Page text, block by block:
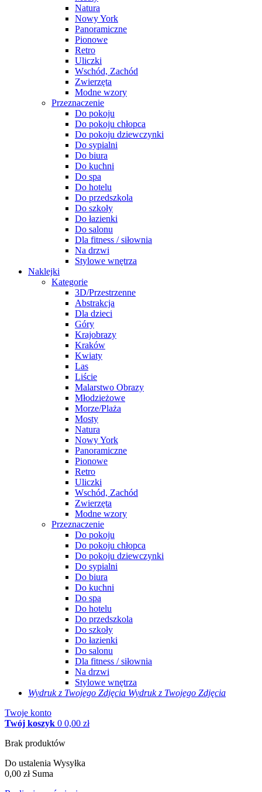
Natura
Nowy York
Panoramiczne
Pionowe
Retro
Uliczki
Wschód, Zachód
Zwierzęta
Modne wzory
Przeznaczenie
Do pokoju
Do pokoju chłopca
Do pokoju dziewczynki
Do sypialni
Do biura
Do kuchni
Do spa
Do hotelu
Do przedszkola
Do szkoły
Do łazienki
Do salonu
Dla fitness / siłownia
Na drzwi
Stylowe wnętrza
Naklejki
Kategorie
3D/Przestrzenne
Abstrakcja
Dla dzieci
Góry
Krajobrazy
Kraków
Kwiaty
Las
Liście
Malarstwo Obrazy
Młodzieżowe
Morze/Plaża
Mosty
Natura
Nowy York
Panoramiczne
Pionowe
Retro
Uliczki
Wschód, Zachód
Zwierzęta
Modne wzory
Przeznaczenie
Do pokoju
Do pokoju chłopca
Do pokoju dziewczynki
Do sypialni
Do biura
Do kuchni
Do spa
Do hotelu
Do przedszkola
Do szkoły
Do łazienki
Do salonu
Dla fitness / siłownia
Na drzwi
Stylowe wnętrza
Wydruk z Twojego Zdjęcia Wydruk z Twojego Zdjęcia
Twoje konto
Twój koszyk 0 0,00 zł
Brak produktów
Do ustalenia Wysyłka
0,00 zł Suma